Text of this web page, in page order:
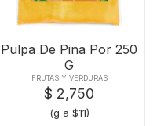
Pulpa De Pina Por 250
G
FRUTAS Y VERDURAS
$ 2,750
(g a $11)